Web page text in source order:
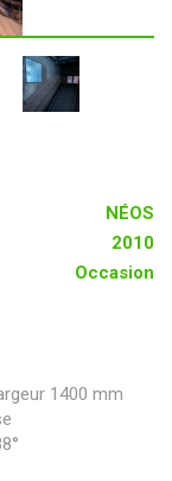
NÉOS
2010
Occasion
1400 mm